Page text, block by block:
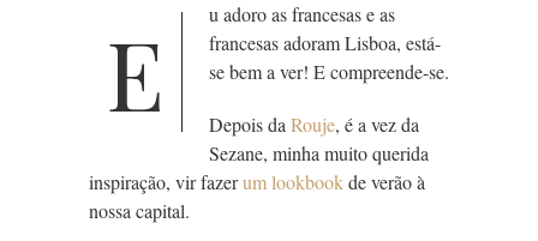
E
u adoro as francesas e as
francesas adoram Lisboa, está-
se bem a ver! E compreende-se.
Depois daRouje, é a vez da
Sezane, minha muito querida
inspiração, vir fazerum lookbookde verão à
nossa capital.